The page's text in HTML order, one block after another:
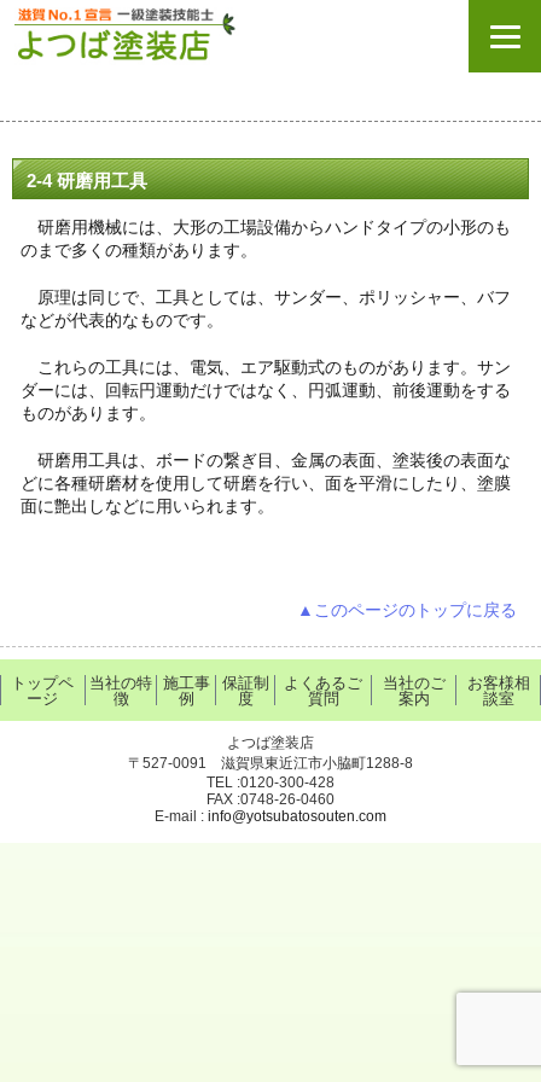
2-4 研磨用工具
研磨用機械には、大形の工場設備からハンドタイプの小形のも
のまで多くの種類があります。
原理は同じで、工具としては、サンダー、ポリッシャー、バフ
などが代表的なものです。
これらの工具には、電気、エア駆動式のものがあります。サン
ダーには、回転円運動だけではなく、円弧運動、前後運動をする
ものがあります。
研磨用工具は、ボードの繋ぎ目、金属の表面、塗装後の表面な
どに各種研磨材を使用して研磨を行い、面を平滑にしたり、塗膜
面に艶出しなどに用いられます。
▲このページのトップに戻る
トップペ
ージ
当社の特
徴
施工事
例
保証制
度
よくあるご
質問
当社のご
案内
お客様相
談室
よつば塗装店
〒527-0091 滋賀県東近江市小脇町1288-8
TEL :0120-300-428
FAX :0748-26-0460
E-mail : info@yotsubatosouten.com